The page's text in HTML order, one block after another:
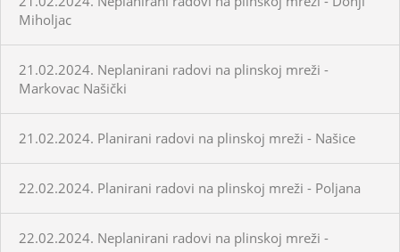
Miholjac
21.02.2024. Neplanirani radovi na plinskoj mreži -
Markovac Našički
21.02.2024. Planirani radovi na plinskoj mreži - Našice
22.02.2024. Planirani radovi na plinskoj mreži - Poljana
22.02.2024. Neplanirani radovi na plinskoj mreži -